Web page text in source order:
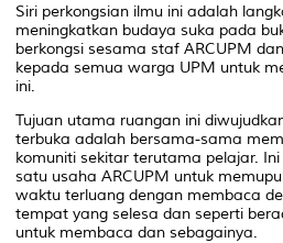
Siri perkongsian ilmu ini adalah
meningkatkan budaya suka pada
berkongsi sesama staf ARCUPM
kepada semua warga UPM untuk
ini.
Tujuan utama ruangan ini
terbuka adalah bersama-sama
komuniti sekitar terutama pelajar.
satu usaha ARCUPM untuk
waktu terluang dengan membaca
tempat yang selesa dan seperti
untuk membaca dan sebagainya.